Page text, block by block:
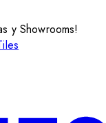
y Showrooms!